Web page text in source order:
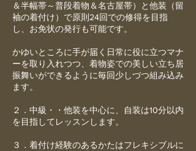
＆半幅帯～普段着物＆名古屋帯）と他装（留
袖の着付け）で原則24回での修得を目指
し、お免状の発行も可能です。
かゆいところに手が届く日常に役に立つマナ
ーを取り入れつつ、着物姿での美しい立ち居
振舞いができるように毎回少しづつ組み込み
ます。
２．中級・・他装を中心に、自装は10分以内
を目指してレッスンします。
３．着付け経験のあるかたはフレキシブルに